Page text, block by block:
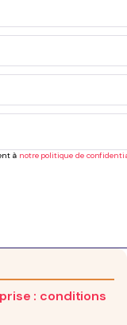
à notre politique de
: conditions